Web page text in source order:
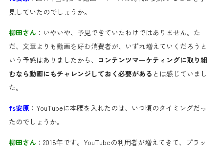
見していたのでしょうか。
柳田さん ：いやいや、予見できていたわけではありません。た
だ、文章よりも動画を好む消費者が、いずれ増えていくだろうと
いう予感はありましたから、
コンテンツマーケティングに取り組
むなら動画にもチャレンジしておく必要がある とは感じていまし
た。
fs安原：YouTubeに本腰を入れたのは、いつ頃のタイミングだっ
たのでしょうか。
柳田さん ：2018年です。YouTubeの利用者が増えてきて、プラッ